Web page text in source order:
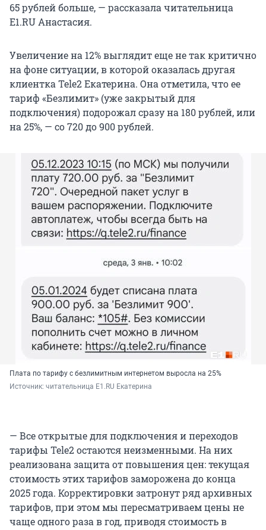
65 рублей больше, — рассказала читательница
E1.RU Анастасия.
Увеличение на 12% выглядит еще не так критично
на фоне ситуации, в которой оказалась другая
клиентка Tele2 Екатерина. Она отметила, что ее
тариф «Безлимит» (уже закрытый для
подключения) подорожал сразу на 180 рублей, или
на 25%, — со 720 до 900 рублей.
Плата по тарифу с безлимитным интернетом выросла на 25%
Источник: читательница E1.RU Екатерина
— Все открытые для подключения и переходов
тарифы Tele2 остаются неизменными. На них
реализована защита от повышения цен: текущая
стоимость этих тарифов заморожена до конца
2025 года. Корректировки затронут ряд архивных
тарифов, при этом мы пересматриваем цены не
чаще одного раза в год, приводя стоимость в